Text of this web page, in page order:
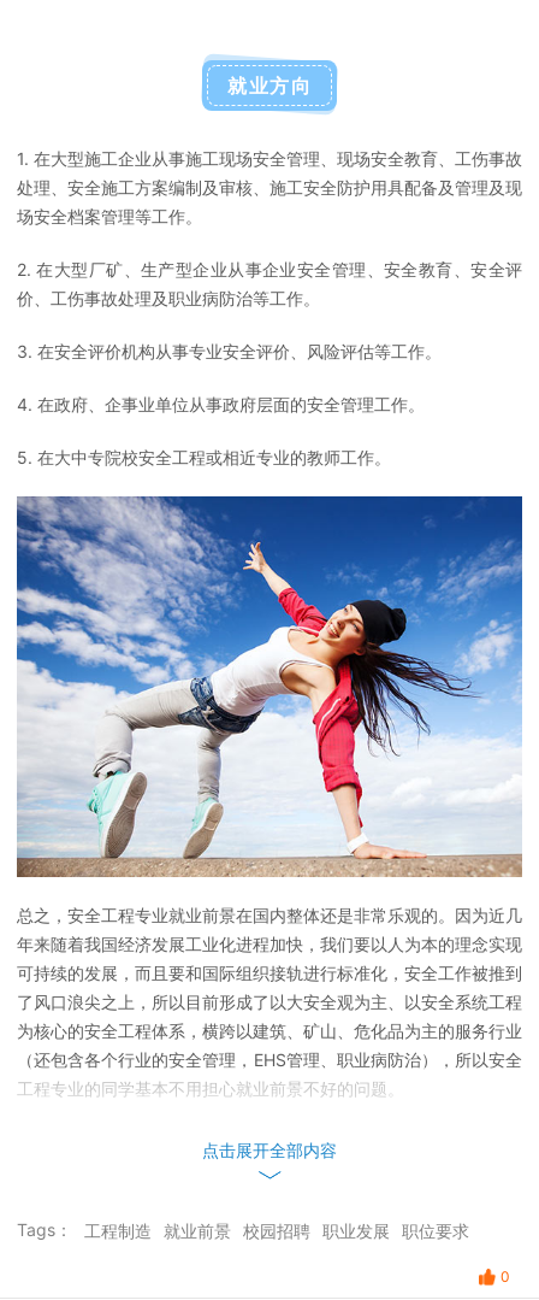
就业方向
1. 在大型施工企业从事施工现场安全管理、现场安全教育、工伤事故
处理、安全施工方案编制及审核、施工安全防护用具配备及管理及现
场安全档案管理等工作。
2. 在大型厂矿、生产型企业从事企业安全管理、安全教育、安全评
价、工伤事故处理及职业病防治等工作。
3. 在安全评价机构从事专业安全评价、风险评估等工作。
4. 在政府、企事业单位从事政府层面的安全管理工作。
5. 在大中专院校安全工程或相近专业的教师工作。
总之，安全工程专业就业前景在国内整体还是非常乐观的。因为近几
年来随着我国经济发展工业化进程加快，我们要以人为本的理念实现
可持续的发展，而且要和国际组织接轨进行标准化，安全工作被推到
了风口浪尖之上，所以目前形成了以大安全观为主、以安全系统工程
为核心的安全工程体系，横跨以建筑、矿山、危化品为主的服务行业
（还包含各个行业的安全管理，EHS管理、职业病防治），所以安全
工程专业的同学基本不用担心就业前景不好的问题。
点击展开全部内容
Tags： 工程制造 就业前景 校园招聘 职业发展 职位要求
0